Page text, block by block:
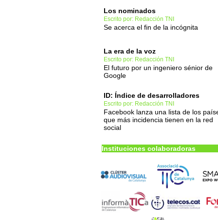
Los nominados
Escrito por: Redacción TNI
Se acerca el fin de la incógnita
La era de la voz
Escrito por: Redacción TNI
El futuro por un ingeniero sénior de
Google
ID: Índice de desarrolladores
Escrito por: Redacción TNI
Facebook lanza una lista de los
que más incidencia tienen en la red
social
Instituciones colaboradoras